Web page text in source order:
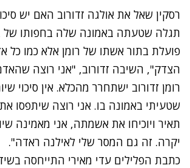
רסקין שאל את אולגה זדורוב האם יש
תגלה שטעתה באמונה שלה בחפותו של
פועלת בתור אשתו של רומן אלא כמו כל
הצדק", השיבה זדורוב, "אני רוצה
רומן זדורוב ישתחרר מהכלא. אין סיכוי
שטעיתי באמונה בו. אני רוצה שיתפסו
תאיר ויוכיחו את אשמתה, אני מאמינה
יקרה. זה גם המסר שלי לאילנה ראדה".
כתבת הפלילים עדי מאירי התייחסה